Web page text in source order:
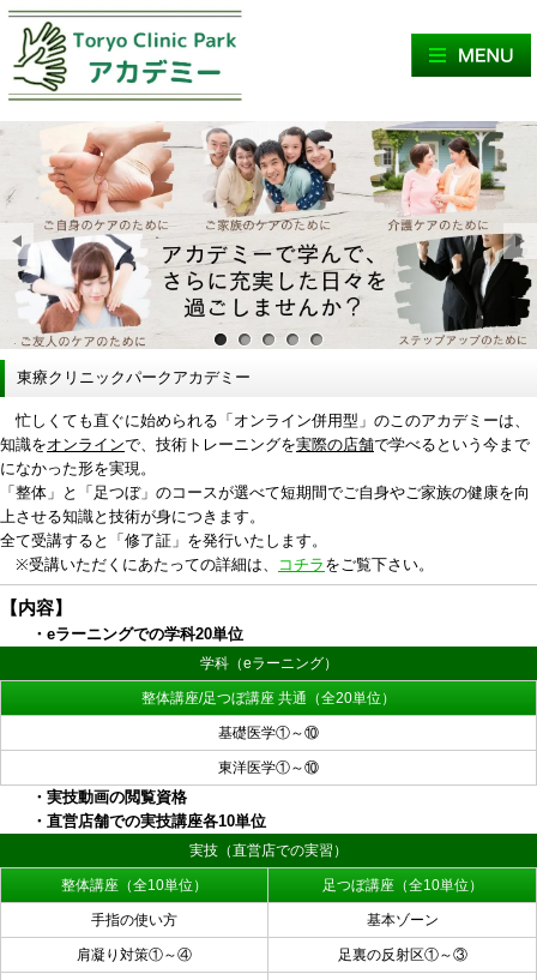
サンプル画像1
サンプル画像2
サンプル画像3
東療クリニックパークアカデミー
忙しくても直ぐに始められる「オンライン併用型」のこのアカデミーは、
知識をオンラインで、技術トレーニングを実際の店舗で学べるという今まで
になかった形を実現。
「整体」と「足つぼ」のコースが選べて短期間でご自身やご家族の健康を向
上させる知識と技術が身につきます。
全て受講すると「修了証」を発行いたします。
※受講いただくにあたっての詳細は、
コチラ をご覧下さい。
【内容】
・eラーニングでの学科20単位
学科（eラーニング）
整体講座/足つぼ講座 共通（全20単位）
基礎医学①～⑩
東洋医学①～⑩
・実技動画の閲覧資格
・直営店舗での実技講座各10単位
実技（直営店での実習）
整体講座（全10単位） 足つぼ講座（全10単位）
手指の使い方 基本ゾーン
肩凝り対策①～④ 足裏の反射区①～③